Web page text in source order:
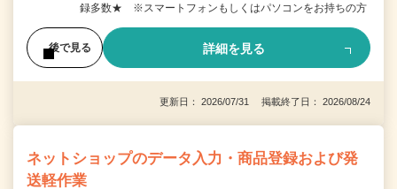
録多数★ ※スマートフォンもしくはパソコンをお持ちの方
後で見る 詳細を見る
更新日： 2026/07/31 掲載終了日： 2026/08/24
ネットショップのデータ入力・商品登録および発
送軽作業